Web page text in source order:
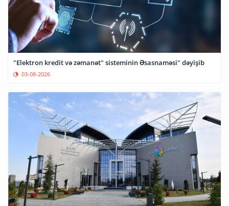
"Elektron kredit və zəmanət" sisteminin Əsasnaməsi" dəyişib
03-08-2026